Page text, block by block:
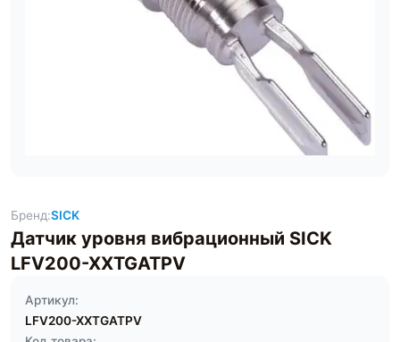
Бренд:SICK
Датчик уровня вибрационный SICK
LFV200-XXTGATPV
Артикул:
LFV200-XXTGATPV